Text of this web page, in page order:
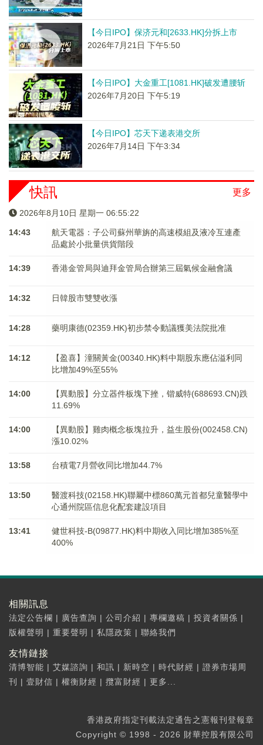
【今日IPO】保济元和[2633.HK]分拆上市
2026年7月21日 下午5:50
【今日IPO】大金重工[1081.HK]破发遭腰斩
2026年7月20日 下午5:19
【今日IPO】芯天下递表港交所
2026年7月14日 下午3:34
更多
快訊
2026年8月10日 星期一 06:55:22
14:43
航天電器：子公司蘇州華旃的高速模組及液冷互連產
品處於小批量供貨階段
14:39 香港金管局與迪拜金管局合辦第三屆氣候金融會議
14:32 日韓股市雙雙收漲
14:28 藥明康德(02359.HK)初步禁令動議獲美法院批准
14:12
【盈喜】潼關黃金(00340.HK)料中期股东應佔溢利同
比增加49%至55%
14:00
【異動股】分立器件板塊下挫，锴威特(688693.CN)跌
11.69%
14:00
【異動股】雞肉概念板塊拉升，益生股份(002458.CN)
漲10.02%
13:58 台積電7月營收同比增加44.7%
13:50
醫渡科技(02158.HK)聯屬中標860萬元首都兒童醫學中
心通州院區信息化配套建設項目
13:41
健世科技-B(09877.HK)料中期收入同比增加385%至
400%
相關訊息
法定公告欄 | 廣告查詢 | 公司介紹 | 專欄邀稿 | 投資者關係 |
版權聲明 | 重要聲明 | 私隱政策 | 聯絡我們
友情鏈接
清博智能 | 艾媒諮詢 | 和訊 | 新時空 | 時代財經 | 證券市場周
刊
| 壹財信 | 權衡財經 | 攬富財經 | 更多...
香港政府指定刊載法定通告之憲報刊登報章
Copyright © 1998 - 2026 財華控股有限公司